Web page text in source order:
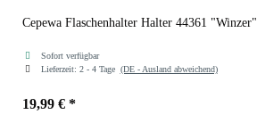
Cepewa Flaschenhalter Halter 44361 "Winzer"
Sofort verfügbar
Lieferzeit: 2 - 4 Tage (DE - Ausland abweichend)
19,99 € *